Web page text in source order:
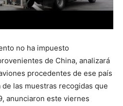
no ha impuesto
de China, analizará
procedentes de ese país
las muestras recogidas que
anunciaron este viernes